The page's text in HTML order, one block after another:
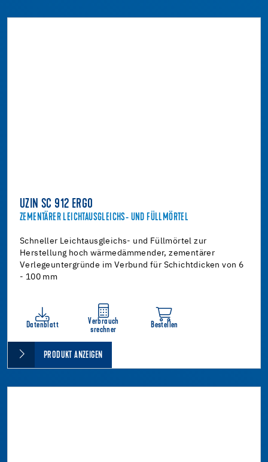
UZIN SC 912 ERGO
ZEMENTÄRER LEICHTAUSGLEICHS- UND FÜLLMÖRTEL
Schneller Leichtausgleichs- und Füllmörtel zur
Herstellung hoch wärmedämmender, zementärer
Verlegeuntergründe im Verbund für Schichtdicken von 6
- 100 mm
Datenblatt
Verbrauch
srechner
Bestellen
PRODUKT ANZEIGEN